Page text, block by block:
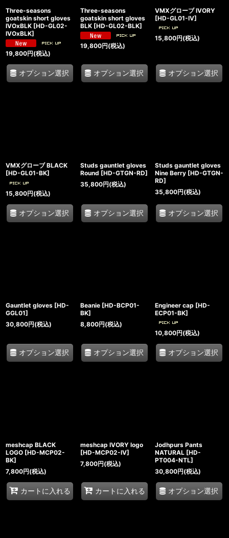
Three-seasons
goatskin short gloves
IVOxBLK [HD-GL02-
IVOxBLK]
19,800円(税込)
オプション選択
Three-seasons
goatskin short gloves
BLK [HD-GL02-BLK]
19,800円(税込)
オプション選択
VMXグローブ IVORY
[HD-GL01-IV]
15,800円(税込)
オプション選択
VMXグローブ BLACK
[HD-GL01-BK]
15,800円(税込)
オプション選択
Studs gauntlet gloves
Round [HD-GTGN-RD]
35,800円(税込)
オプション選択
Studs gauntlet gloves
Nine Berry [HD-GTGN-
RD]
35,800円(税込)
オプション選択
Gauntlet gloves [HD-
GGL01]
30,800円(税込)
オプション選択
Beanie [HD-BCP01-
BK]
8,800円(税込)
オプション選択
Engineer cap [HD-
ECP01-BK]
10,800円(税込)
オプション選択
meshcap BLACK
LOGO [HD-MCP02-
BK]
7,800円(税込)
カートに入れる
meshcap IVORY logo
[HD-MCP02-IV]
7,800円(税込)
カートに入れる
Jodhpurs Pants
NATURAL [HD-
PT004-NTL]
30,800円(税込)
オプション選択